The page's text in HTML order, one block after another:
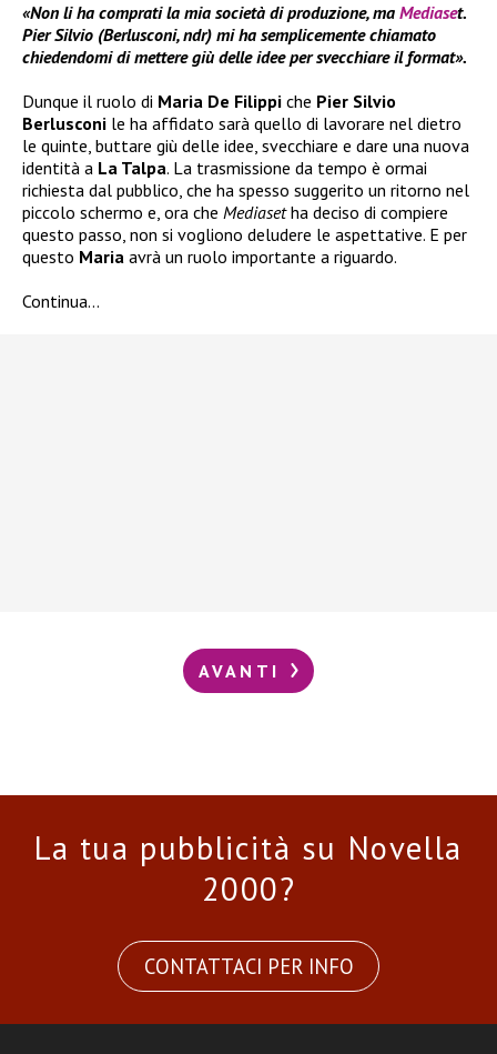
«Non li ha comprati la mia società di produzione, ma Mediaset.
Pier Silvio (Berlusconi, ndr) mi ha semplicemente chiamato
chiedendomi di mettere giù delle idee per svecchiare il format».
Dunque il ruolo di Maria De Filippi che Pier Silvio
Berlusconi le ha affidato sarà quello di lavorare nel dietro
le quinte, buttare giù delle idee, svecchiare e dare una nuova
identità a La Talpa. La trasmissione da tempo è ormai
richiesta dal pubblico, che ha spesso suggerito un ritorno nel
piccolo schermo e, ora che Mediasetha deciso di compiere
questo passo, non si vogliono deludere le aspettative. E per
questo Maria avrà un ruolo importante a riguardo.
Continua…
AVANTI
La tua pubblicità su Novella
2000?
CONTATTACI PER INFO